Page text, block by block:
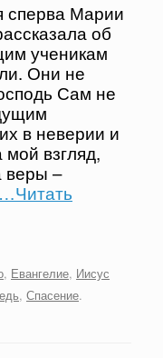
сперва Марии
об
ученикам
Они не
Сам не
в неверии и
взгляд,
веры –
…Читать
, Евангелие, Иисус
, Спасение.